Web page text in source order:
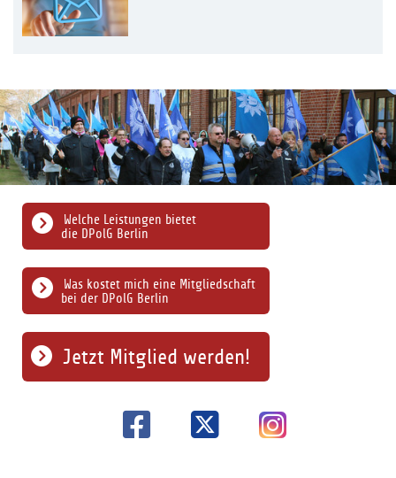
Was kostet mich eine Mitgliedschaft
bei der DPolG Berlin
Welche Leistungen bietet
die DPolG Berlin
Jetzt Mitglied werden!